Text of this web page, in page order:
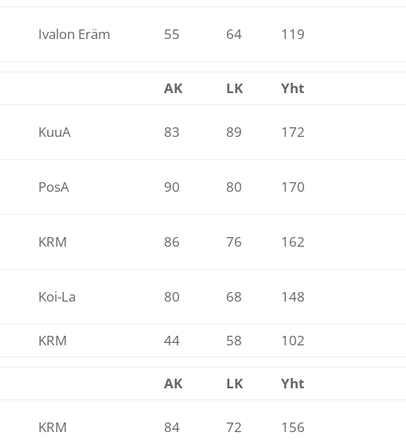
Ivalon Eräm 55 64 119
AK LK Yht
KuuA 83 89 172
PosA 90 80 170
KRM 86 76 162
Koi-La 80 68 148
KRM 44 58 102
AK LK Yht
KRM 84 72 156